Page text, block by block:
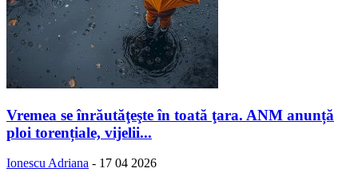
Vremea se înrăutăţeşte în toată ţara. ANM anunță
ploi torențiale, vijelii...
Ionescu Adriana - 17 04 2026